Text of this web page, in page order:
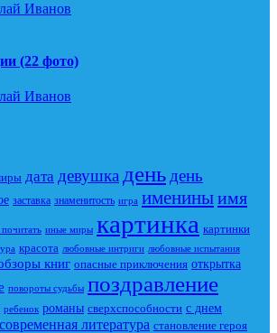
Иванов
(22 фото)
Иванов
дата девушка день день
заставка знаменитость игра имениныимя
иные миры картинка картинки
красота любовные интриги любовные испытания
книг опасные приключения открытка
повороты судьбы поздравление
ребенок романы сверхспособности с днем
современная литература становление героя